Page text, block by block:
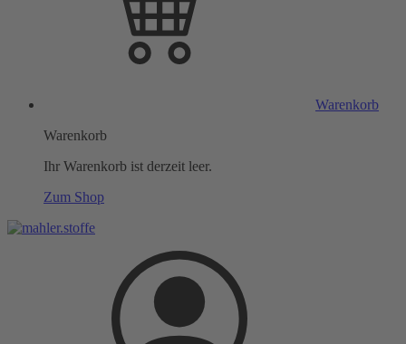
Warenkorb
Warenkorb
Ihr Warenkorb ist derzeit leer.
Zum Shop